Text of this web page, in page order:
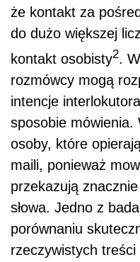
że kontakt za
do dużo większej
kontakt osobisty2.
rozmówcy mogą
intencje
sposobie mówienia.
osoby, które
maili, ponieważ
przekazują
słowa. Jedno z
porównaniu
rzeczywistych treści